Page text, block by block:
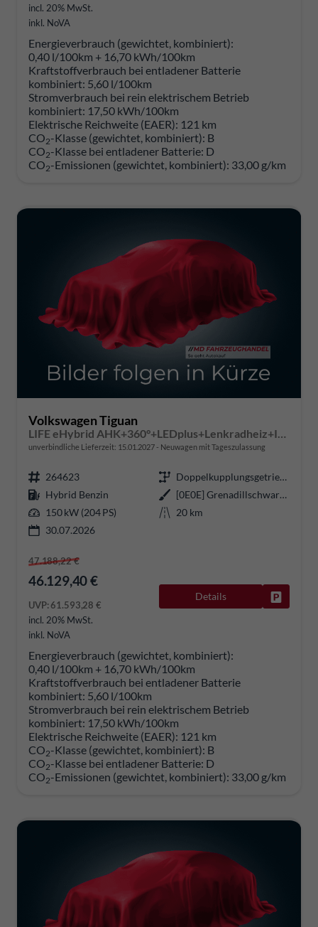
incl. 20% MwSt.
inkl. NoVA
Energieverbrauch (gewichtet, kombiniert):
0,40 l/100km + 16,70 kWh/100km
Kraftstoffverbrauch bei entladener Batterie
kombiniert: 5,60 l/100km
Stromverbrauch bei rein elektrischem Betrieb
kombiniert: 17,50 kWh/100km
Elektrische Reichweite (EAER): 121 km
CO2-Klasse (gewichtet, kombiniert): B
CO2-Klasse bei entladener Batterie: D
CO2-Emissionen (gewichtet, kombiniert): 33,00 g/km
Volkswagen Tiguan
LIFE eHybrid AHK+360°+LEDplus+Lenkradheiz+IQ.Drive+ACC+AppConnect+eHeck
unverbindliche Lieferzeit: 15.01.2027 Neuwagen mit Tageszulassung
264623
Doppelkupplungsgetriebe (DSG)
Hybrid Benzin
[0E0E] Grenadillschwarz Metallic
150 kW (204 PS)
20 km
30.07.2026
47.188,22 €
46.129,40 €
UVP:61.593,28 €
incl. 20% MwSt.
inkl. NoVA
Details
Energieverbrauch (gewichtet, kombiniert):
0,40 l/100km + 16,70 kWh/100km
Kraftstoffverbrauch bei entladener Batterie
kombiniert: 5,60 l/100km
Stromverbrauch bei rein elektrischem Betrieb
kombiniert: 17,50 kWh/100km
Elektrische Reichweite (EAER): 121 km
CO2-Klasse (gewichtet, kombiniert): B
CO2-Klasse bei entladener Batterie: D
CO2-Emissionen (gewichtet, kombiniert): 33,00 g/km